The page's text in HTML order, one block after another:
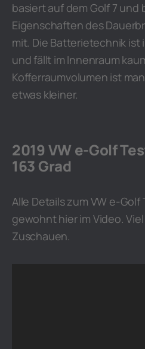
basiert auf dem Golf 7 und
Eigenschaften des
mit. Die Batterietechnik ist
und fällt im Innenraum
Kofferraumvolumen ist
etwas kleiner.
2019 VW e-Golf
163 Grad
Alle Details zum VW e-Golf
gewohnt hier im Video.
Zuschauen.